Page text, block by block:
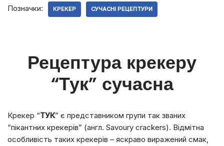
Позначки: КРЕКЕР СУЧАСНІ РЕЦЕПТУРИ
Рецептура крекеру
“Тук” сучасна
Крекер “ТУК” є представником групи так званих
“пікантних крекерів” (англ. Savoury crackers). Відмітна
особливість таких крекерів – яскраво виражений смак,